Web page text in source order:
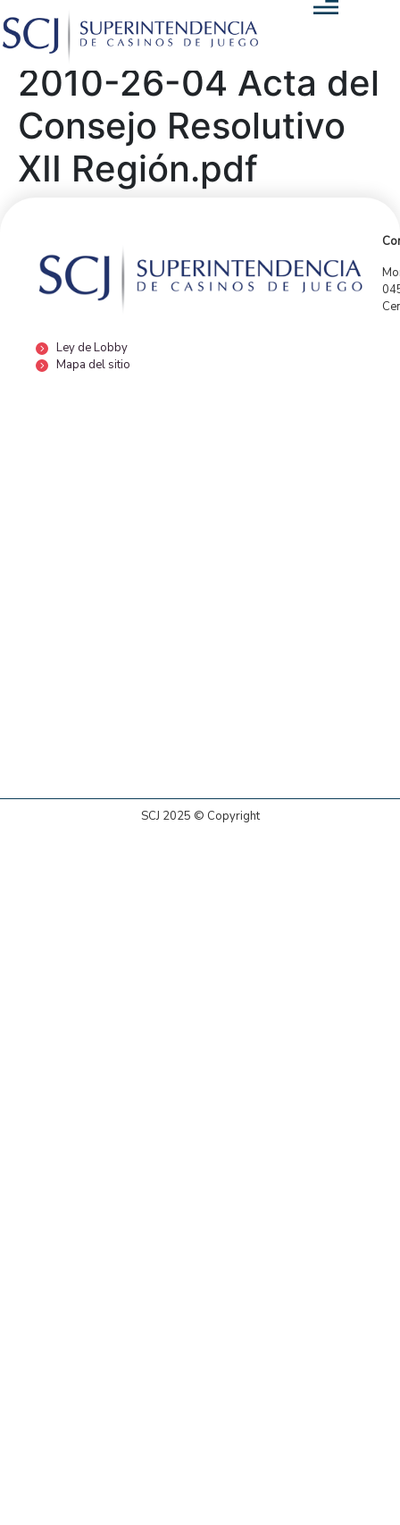
2010-26-04 Acta del
Consejo Resolutivo
XII Región.pdf
Ley de Lobby
Mapa del sitio
SCJ 2025 © Copyright